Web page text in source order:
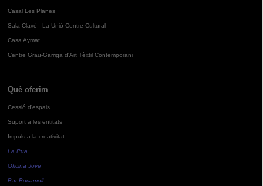
Casal Les Planes
Sala Clavé - La Unió Centre Cultural
Casa Aymat
Centre Grau-Garriga d'Art Tèxtil Contemporani
Què oferim
Cessió d'espais
Suport a les entitats
Impuls a la creativitat
La Pua
Oficina Jove
Bar Bocamoll